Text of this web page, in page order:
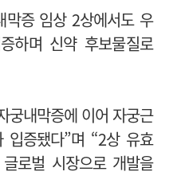
막증 임상 2상에서도 우
하며 신약 후보물질로
궁내막증에 이어 자궁근
입증됐다”며 “2상 유효
로벌 시장으로 개발을